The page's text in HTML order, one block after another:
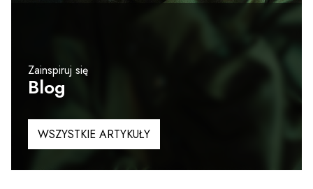
Zainspiruj się
Blog
WSZYSTKIE ARTYKUŁY